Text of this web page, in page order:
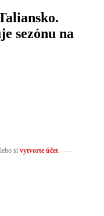
sezónu na
si vytvorte účet.